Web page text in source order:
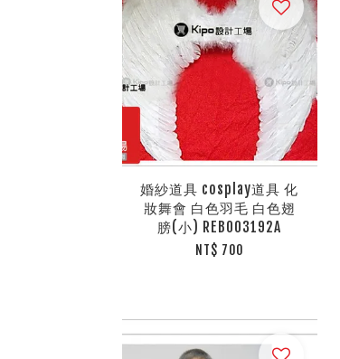
婚紗道具 cosplay道具 化
妝舞會 白色羽毛 白色翅
膀(小) REB003192A
NT$ 700